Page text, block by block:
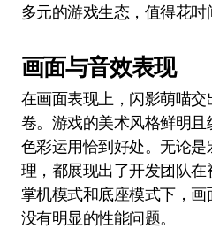
多元的游戏生态，值得花时
画面与音效表现
在画面表现上，闪影萌喵
卷。游戏的美术风格鲜明且
色彩运用恰到好处。无论
理，都展现出了开发团队
掌机模式和底座模式下，画
没有明显的性能问题。